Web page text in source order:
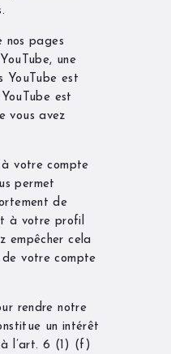
nos pages
une
YouTube est
est
vous avez
à votre compte
permet
de
à votre profil
empêcher cela
de votre compte
rendre notre
un intérêt
l’art. 6 (1) (f)